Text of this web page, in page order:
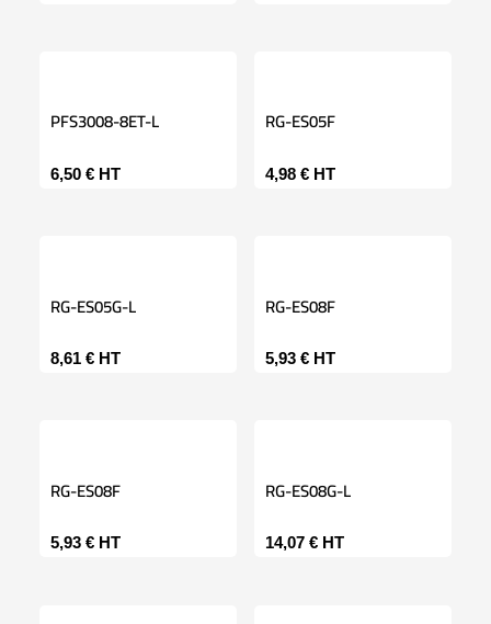
PFS3008-8ET-L
6,50 € HT
RG-ES05F
4,98 € HT
RG-ES05G-L
8,61 € HT
RG-ES08F
5,93 € HT
RG-ES08F
5,93 € HT
RG-ES08G-L
14,07 € HT